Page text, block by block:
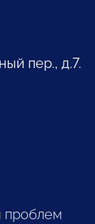
пер., д.7.
проблем